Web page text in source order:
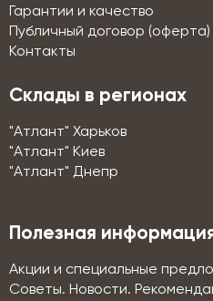
Гарантии и качество
Публичный договор (оферта)
Контакты
Склады в регионах
"Атлант" Харьков
"Атлант" Киев
"Атлант" Днепр
Полезная
Акции и специальные
Советы. Новости.